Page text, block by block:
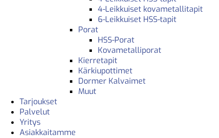
4-Leikkuiset kovametallitapit
6-Leikkuiset HSS-tapit
Porat
HSS-Porat
Kovametalliporat
Kierretapit
Kärkiupottimet
Dormer Kalvaimet
Muut
Tarjoukset
Palvelut
Yritys
Asiakkaitamme